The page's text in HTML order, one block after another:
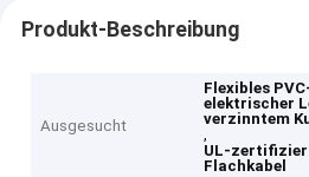
Produkt-Beschreibung
Ausgesucht
Flexibles
elektrischer
verzinntem
,
UL-
Flachkabel